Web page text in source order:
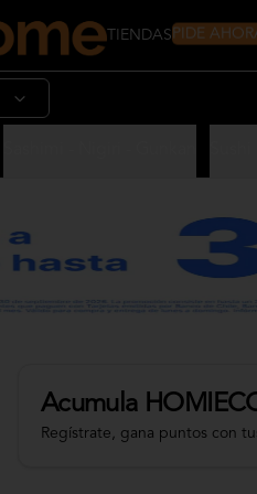
TIENDAS PIDE
Acumula
Regístrate, gana puntos con